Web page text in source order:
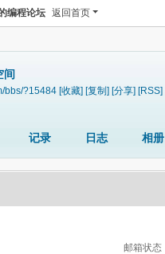
编程论坛 返回首页
间
bbs/?15484 [收藏] [复制] [分享] [RSS]
记录 日志 相册
邮箱状态